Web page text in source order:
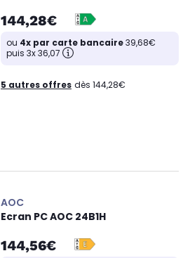
144,28€
ou 4x par carte bancaire39,68€
puis 3x 36,07
5 autres offres dès 144,28€
AOC
Ecran PC AOC 24B1H
144,56€